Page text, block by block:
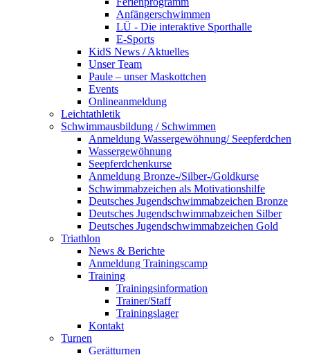
Anfängerschwimmen
LÜ - Die interaktive Sporthalle
E-Sports
KidS News / Aktuelles
Unser Team
Paule – unser Maskottchen
Events
Onlineanmeldung
Leichtathletik
Schwimmausbildung / Schwimmen
Anmeldung Wassergewöhnung/ Seepferdchen
Wassergewöhnung
Seepferdchenkurse
Anmeldung Bronze-/Silber-/Goldkurse
Schwimmabzeichen als Motivationshilfe
Deutsches Jugendschwimmabzeichen Bronze
Deutsches Jugendschwimmabzeichen Silber
Deutsches Jugendschwimmabzeichen Gold
Triathlon
News & Berichte
Anmeldung Trainingscamp
Training
Trainingsinformation
Trainer/Staff
Trainingslager
Kontakt
Turnen
Gerätturnen